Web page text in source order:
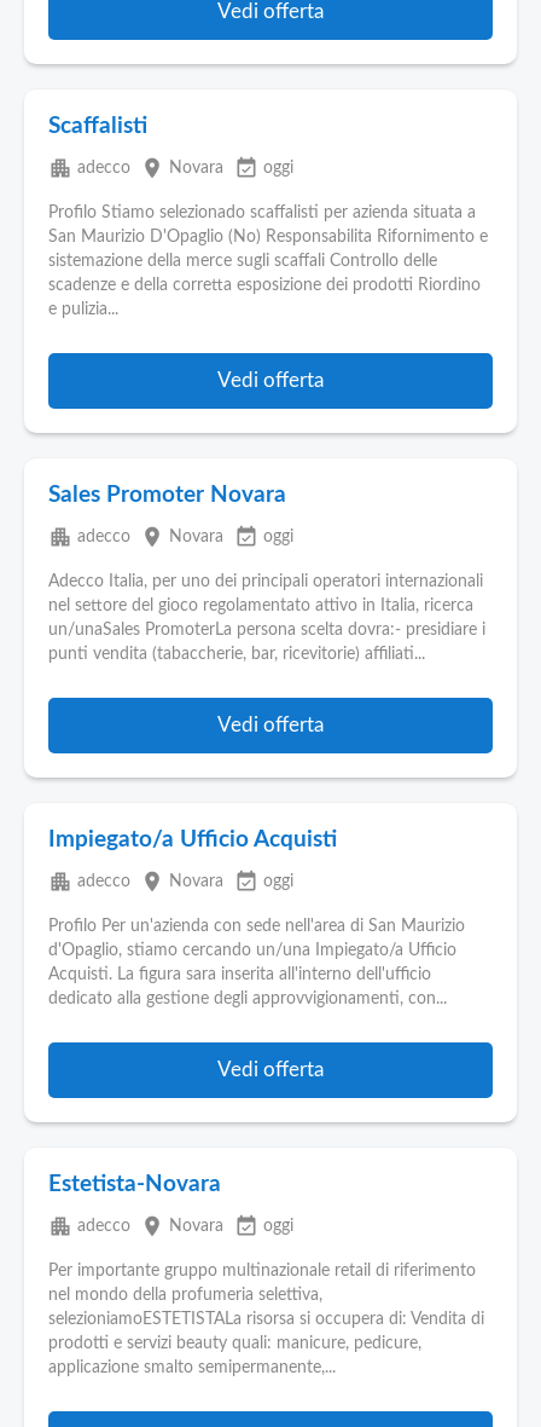
Aziende
Vedi offerta
Scaffalisti
apartment adecco place Novara event_available oggi
Profilo Stiamo selezionado scaffalisti per azienda situata a
San Maurizio D'Opaglio (No) Responsabilita Rifornimento e
sistemazione della merce sugli scaffali Controllo delle
scadenze e della corretta esposizione dei prodotti Riordino
e pulizia...
Vedi offerta
Sales Promoter Novara
apartment adecco place Novara event_available oggi
Adecco Italia, per uno dei principali operatori internazionali
nel settore del gioco regolamentato attivo in Italia, ricerca
un/unaSales PromoterLa persona scelta dovra:- presidiare i
punti vendita (tabaccherie, bar, ricevitorie) affiliati...
Vedi offerta
Impiegato/a Ufficio Acquisti
apartment adecco place Novara event_available oggi
Profilo Per un'azienda con sede nell'area di San Maurizio
d'Opaglio, stiamo cercando un/una Impiegato/a Ufficio
Acquisti. La figura sara inserita all'interno dell'ufficio
dedicato alla gestione degli approvvigionamenti, con...
Vedi offerta
Estetista-Novara
apartment adecco place Novara event_available oggi
Per importante gruppo multinazionale retail di riferimento
nel mondo della profumeria selettiva,
selezioniamoESTETISTALa risorsa si occupera di: Vendita di
prodotti e servizi beauty quali: manicure, pedicure,
applicazione smalto semipermanente,...